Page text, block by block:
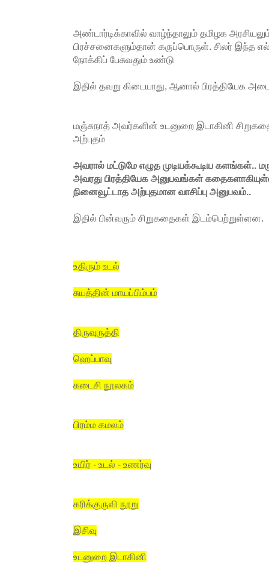
அண்டார்டிக்காவில் வாழ்ந்தாலும் தமிழக
பிரச்சனைகளும்தான் கருப்பொருள். சிலர் இந்த
நோக்கிப் பேசுவதும் உண்டு
இதில் தவறு கிடையாது, ஆனால் பிரத்தியேக
மஞ்சுநாத் அவர்களின் உடனுறை இடாகினி
அற்புதம்
அவரால் மட்டுமே எழுத முடியக்கூடிய
அவரது பிரத்தியேக அனுபவங்கள்
நினைவூட்டாத அற்புதமான வாசிப்பு அனுபவம்..
இதில் பின்வரும் சிறுகதைகள் இடம்பெற்றுள்ளன.
உதிரும் உடல்
சுயத்தின் மாயப்பிம்பம்
திருவுருத்தி
ஹெப்பாவு
கடைசி நூலகம்
பிரம்ம கமலம்
உயிர் - உடல் - உணர்வு
கரிக்குருவி நூறு
இசிவு
உடனுறை இடாகினி